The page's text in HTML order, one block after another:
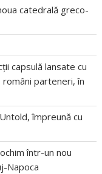
catedrală greco-
capsulă lansate cu
români parteneri, în
împreună cu
într-un nou
Napoca